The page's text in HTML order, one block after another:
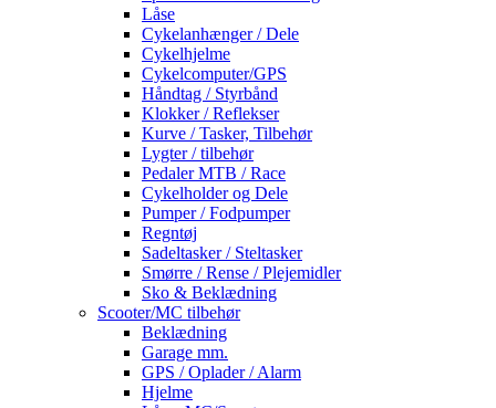
Låse
Cykelanhænger / Dele
Cykelhjelme
Cykelcomputer/GPS
Håndtag / Styrbånd
Klokker / Reflekser
Kurve / Tasker, Tilbehør
Lygter / tilbehør
Pedaler MTB / Race
Cykelholder og Dele
Pumper / Fodpumper
Regntøj
Sadeltasker / Steltasker
Smørre / Rense / Plejemidler
Sko & Beklædning
Scooter/MC tilbehør
Beklædning
Garage mm.
GPS / Oplader / Alarm
Hjelme